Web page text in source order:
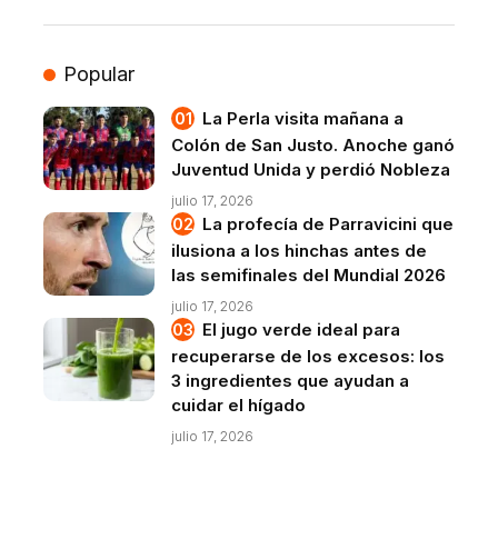
Popular
La Perla visita mañana a
Colón de San Justo. Anoche ganó
Juventud Unida y perdió Nobleza
julio 17, 2026
La profecía de Parravicini que
ilusiona a los hinchas antes de
las semifinales del Mundial 2026
julio 17, 2026
El jugo verde ideal para
recuperarse de los excesos: los
3 ingredientes que ayudan a
cuidar el hígado
julio 17, 2026